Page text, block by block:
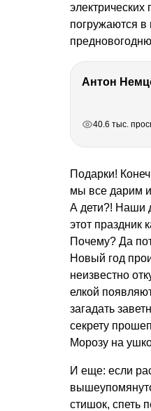
погружаются в
40.6 тыс.
Подарки!
мы все дарим
А дети?! Наши
этот праздник
Почему? Да
Новый год
неизвестно
елкой
загадать
секрету
Морозу на
И еще: если
стишок, спеть